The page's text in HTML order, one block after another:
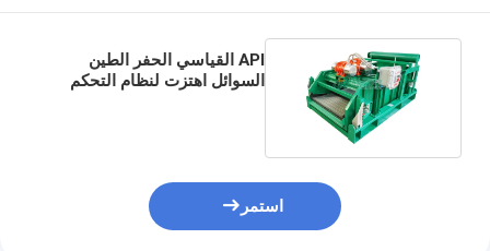
API القياسي الحفر الطين
السوائل اهتزت لنظام التحكم
استمر